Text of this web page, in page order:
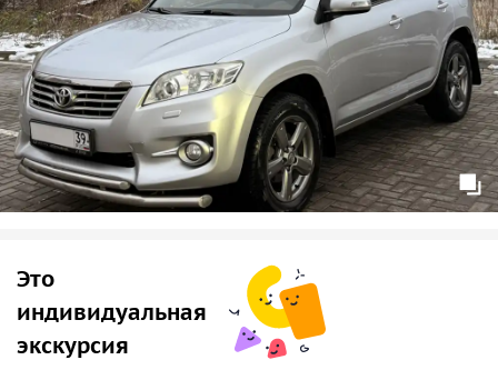
морских курортов Кёнигсберга на побережье Балтийского
моря — городу Зеленоградск, который ещё известен как
самый
кошачий городРоссии. Мы прогуляемся по
Курортному проспекту, с сохранившейся немецкой
архитектурой, попробуем местные крендельки и сделаем
красивые фотографии!
📍Примечание: если выбранная Вами дата и время
недоступны, значит они уже заняты.
Тойота РАВ4.
📍Максимальное количество человек: 4 !!!
Это
индивидуальная
экскурсия